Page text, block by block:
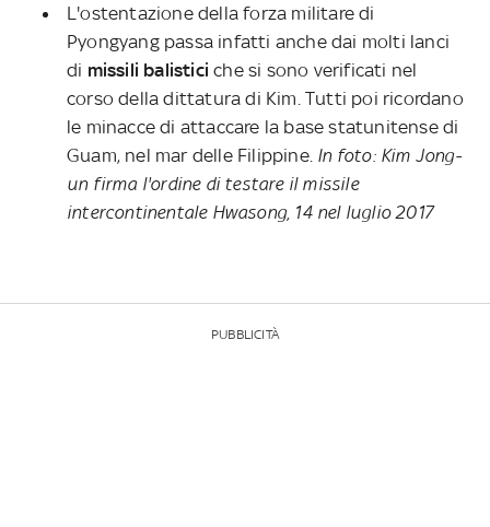
L'ostentazione della forza militare di
Pyongyang passa infatti anche dai molti lanci
di missili balisticiche si sono verificati nel
corso della dittatura di Kim. Tutti poi ricordano
le minacce di attaccare la base statunitense di
Guam, nel mar delle Filippine. In foto: Kim Jong-
un firma l'ordine di testare il missile
intercontinentale Hwasong, 14 nel luglio 2017
PUBBLICITÀ